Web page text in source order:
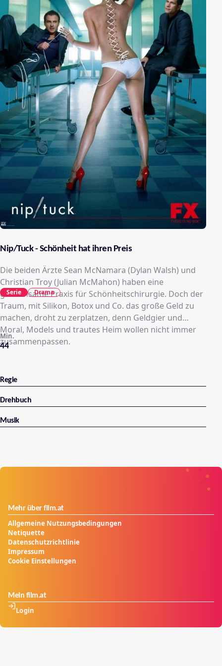
bis hin zu den verheerenden Kriegen, die den Planeten
mitsamt seinen Bewohnern vernichten. Neue
Technologien sorgen dafür, dass sich die Gesellschaft
von Minute zu Minute verbessert. Schnell scheint
sämtliches Leid einer strahlenden Zukunft gewichen
zu sein. Doch tatsächlich müssen die Menschen nach
50 Jahren feststellen, dass sie sich immer mehr von
ihrer eigenen Identität entfernt und ohne Gegenwehr
in eine verhängnisvolle Fremdherrschaft begeben
haben. Als einziger Kontakt zu den Invasoren bleibt
ihnen Karellen, der das menschliche Geschlecht jedoch
mit Lügen und Ausreden abspeist. Nicht zuletzt geht
es den Aliens nur um ein Spiel auf Zeit, denn in
wenigen Jahren schon wird selbst die letzte
Generation, die sich noch an die alte Welt erinnern
kann, auf ganz natürliche Weise nicht mehr unter den
Lebenden weilen.
Nip/Tuck - Schönheit hat ihren Preis
Die beiden Ärzte Sean McNamara (Dylan Walsh) und
Christian Troy (Julian McMahon) haben eine
gemeinsame Praxis für Schönheitschirurgie. Doch der
Traum, mit Silikon, Botox und Co. das große Geld zu
machen, droht zu zerplatzen, denn Geldgier und
Moral, Models und trautes Heim wollen nicht immer
zusammenpassen.
44
Min.
Serie Drama
Regie
Drehbuch
Musik
Mehr über film.at
Allgemeine Nutzungsbedingungen
Netiquette
Datenschutzrichtlinie
Impressum
Cookie Einstellungen
Mein film.at
Login